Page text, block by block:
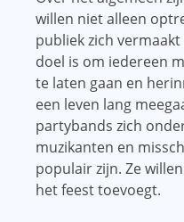
willen niet alleen
publiek zich
doel is om iedereen
te laten gaan en
een leven lang
partybands zich
muzikanten en
populair zijn. Ze
het feest toevoegt.